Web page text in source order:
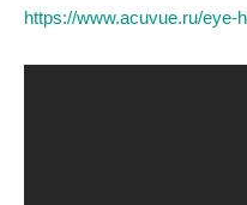
https://www.acuvue.ru/eye-